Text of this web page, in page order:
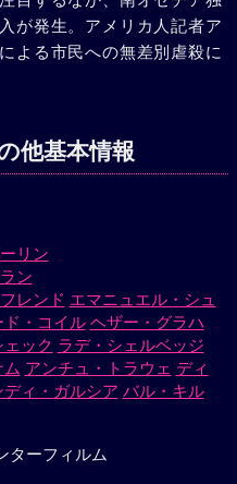
が発生。アメリカ人記者ア
よる市民への無差別虐殺に
他基本情報
リン
ン
レンド エマニュエル・シュ
ド・コイル ヘザー・グラハ
ック ラデ・シェルベッジ
アンチュ・トラウェ ディ
ディ・ガルシア バル・キル
ターフィルム